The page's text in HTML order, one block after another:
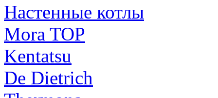
Настенные котлы
Mora TOP
Kentatsu
De Dietrich